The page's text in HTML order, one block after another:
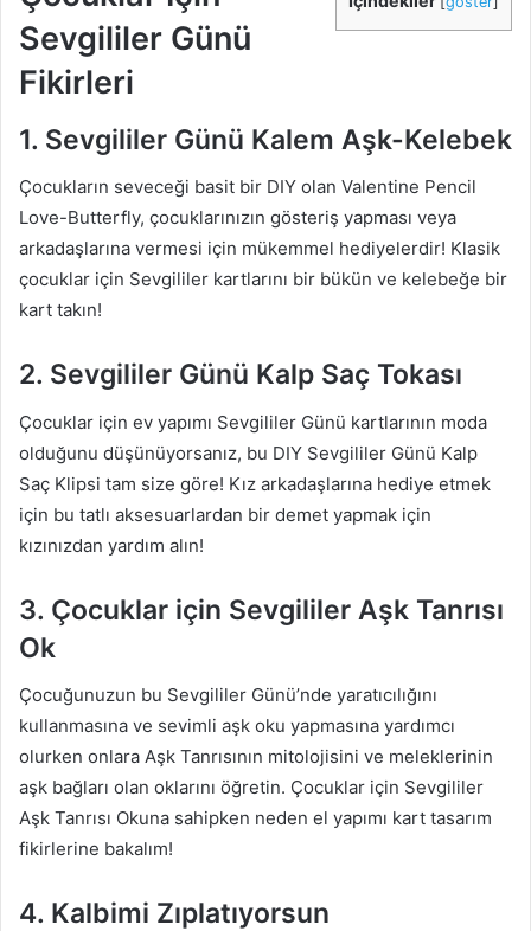
Sevgililer Günü
Fikirleri
1. Sevgililer Günü Kalem Aşk-Kelebek
Çocukların seveceği basit bir DIY olan Valentine Pencil
Love-Butterfly, çocuklarınızın gösteriş yapması veya
arkadaşlarına vermesi için mükemmel hediyelerdir! Klasik
çocuklar için Sevgililer kartlarını bir bükün ve kelebeğe bir
kart takın!
2. Sevgililer Günü Kalp Saç Tokası
Çocuklar için ev yapımı Sevgililer Günü kartlarının moda
olduğunu düşünüyorsanız, bu DIY Sevgililer Günü Kalp
Saç Klipsi tam size göre! Kız arkadaşlarına hediye etmek
için bu tatlı aksesuarlardan bir demet yapmak için
kızınızdan yardım alın!
3. Çocuklar için Sevgililer Aşk Tanrısı
Ok
Çocuğunuzun bu Sevgililer Günü’nde yaratıcılığını
kullanmasına ve sevimli aşk oku yapmasına yardımcı
olurken onlara Aşk Tanrısının mitolojisini ve meleklerinin
aşk bağları olan oklarını öğretin. Çocuklar için Sevgililer
Aşk Tanrısı Okuna sahipken neden el yapımı kart tasarım
fikirlerine bakalım!
4. Kalbimi Zıplatıyorsun